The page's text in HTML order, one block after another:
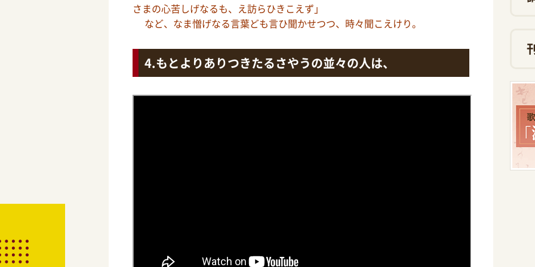
さまの心苦しげなるも、え訪らひきこえず」
など、なま憎げなる言葉ども言ひ聞かせつつ、時々聞こえけり。
もとよりありつきたるさやうの並々の人は、